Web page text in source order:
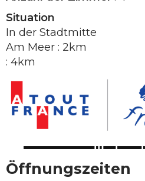
Situation
In der Stadtmitte
Am Meer : 2km
: 4km
Öffnungszeiten